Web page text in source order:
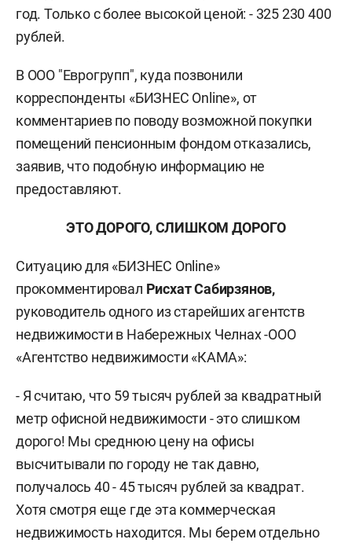
год. Только с более высокой ценой: - 325 230 400
рублей.
В ООО "Еврогрупп", куда позвонили
корреспонденты «БИЗНЕС Online», от
комментариев по поводу возможной покупки
помещений пенсионным фондом отказались,
заявив, что подобную информацию не
предоставляют.
ЭТО ДОРОГО, СЛИШКОМ ДОРОГО
Ситуацию для «БИЗНЕС Online»
прокомментировал Рисхат Сабирзянов,
руководитель одного из старейших агентств
недвижимости в Набережных Челнах -ООО
«Агентство недвижимости «КАМА»:
- Я считаю, что 59 тысяч рублей за квадратный
метр офисной недвижимости - это слишком
дорого! Мы среднюю цену на офисы
высчитывали по городу не так давно,
получалось 40 - 45 тысяч рублей за квадрат.
Хотя смотря еще где эта коммерческая
недвижимость находится. Мы берем отдельно